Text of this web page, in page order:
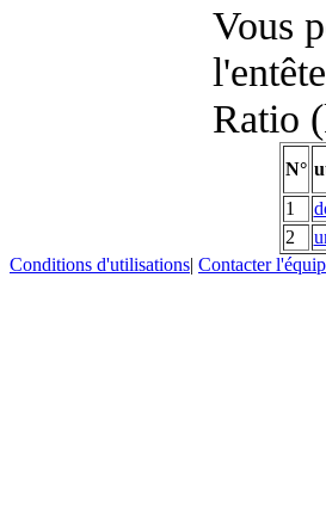
Vous
Ratio
N°
1
2
Conditions d'utilisations| Contacter